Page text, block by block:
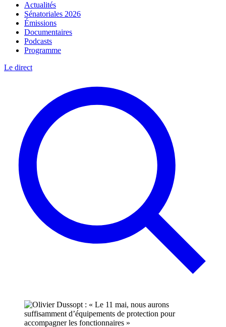
Actualités
Sénatoriales 2026
Émissions
Documentaires
Podcasts
Programme
Le direct